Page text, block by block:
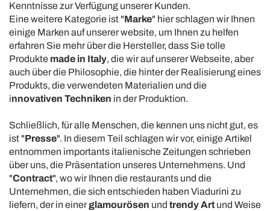
Kenntnisse zur Verfügung unserer Kunden.
Eine weitere Kategorie ist "Marke" hier schlagen wir Ihnen
einige Marken auf unserer website, um Ihnen zu helfen
erfahren Sie mehr über die Hersteller, dass Sie tolle
Produkte made in Italy, die wir auf unserer Webseite, aber
auch über die Philosophie, die hinter der Realisierung eines
Produkts, die verwendeten Materialien und die
innovativen Techniken in der Produktion.
Schließlich, für alle Menschen, die kennen uns nicht gut, es
ist "Presse". In diesem Teil schlagen wir vor, einige Artikel
entnommen importants italienische Zeitungen schrieben
über uns, die Präsentation unseres Unternehmens. Und
"Contract", wo wir Ihnen die restaurants und die
Unternehmen, die sich entschieden haben Viadurini zu
liefern, der in einerglamourösen und trendy Art und Weise